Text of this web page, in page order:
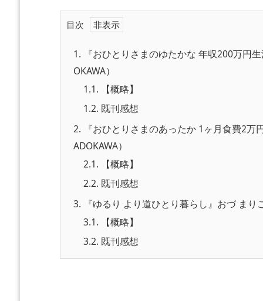
目次
1. 『おひとりさまのゆたかな 年収200万円
OKAWA）
1.1. 【概略】
1.2. 既刊感想
2. 『おひとりさまのあったか 1ヶ月食費2
ADOKAWA）
2.1. 【概略】
2.2. 既刊感想
3. 『ゆるり より道ひとり暮らし』おづ ま
3.1. 【概略】
3.2. 既刊感想